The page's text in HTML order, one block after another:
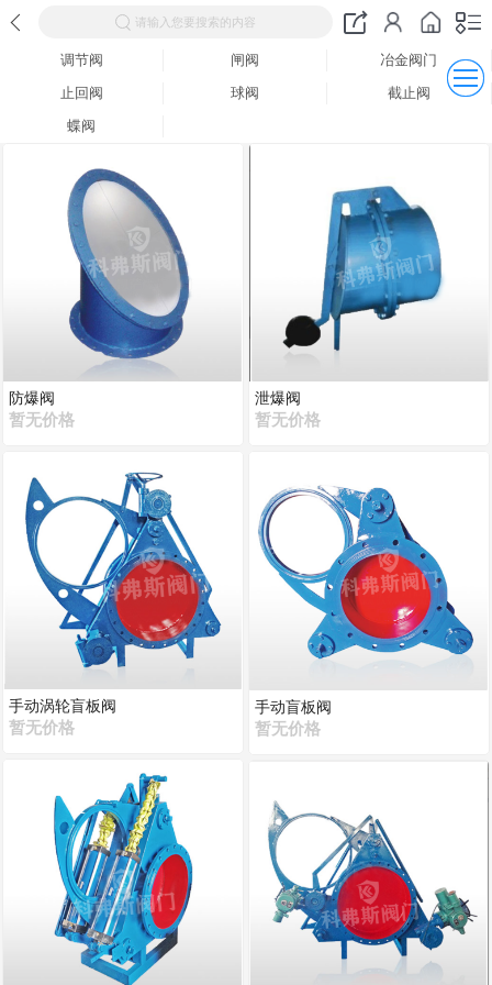
请输入您要搜索的内容
调节阀 闸阀
冶金阀门
止回阀
球阀
截止阀
蝶阀
防爆阀
暂无价格
手动涡轮盲板阀
暂无价格
泄爆阀
暂无价格
手动盲板阀
暂无价格